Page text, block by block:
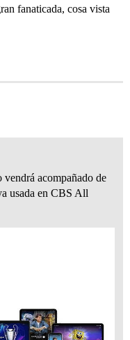
fanaticada, cosa vista
acompañado de
usada en CBS All